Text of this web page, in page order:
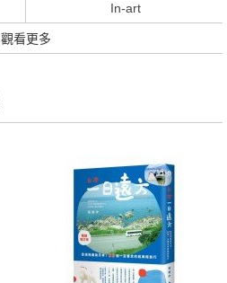
In-art
觀看更多